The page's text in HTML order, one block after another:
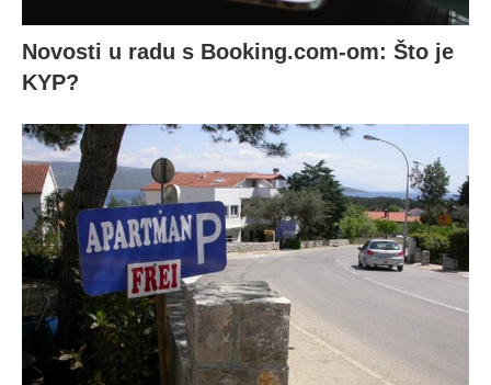
Novosti u radu s Booking.com-om: Što je
KYP?